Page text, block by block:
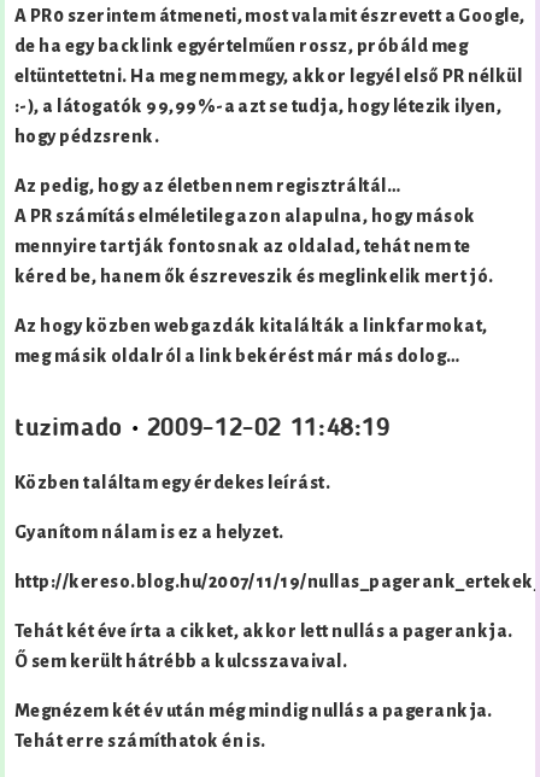
A PR0 szerintem átmeneti, most valamit észrevett a Google,
de ha egy backlink egyértelműen rossz, próbáld meg
eltüntettetni. Ha meg nem megy, akkor legyél első PR nélkül
:-), a látogatók 99,99%-a azt se tudja, hogy létezik ilyen,
hogy pédzsrenk.
Az pedig, hogy az életben nem regisztráltál…
A PR számítás elméletileg azon alapulna, hogy mások
mennyire tartják fontosnak az oldalad, tehát nem te
kéred be, hanem ők észreveszik és meglinkelik mert jó.
Az hogy közben webgazdák kitalálták a linkfarmokat,
meg másik oldalról a link bekérést már más dolog…
tuzimado • 2009-12-02 11:48:19
Közben találtam egy érdekes leírást.
Gyanítom nálam is ez a helyzet.
http://kereso.blog.hu/2007/11/19/
Tehát két éve írta a cikket, akkor lett nullás a pagerankja.
Ő sem került hátrébb a kulcsszavaival.
Megnézem két év után még mindig nullás a pagerankja.
Tehát erre számíthatok én is.